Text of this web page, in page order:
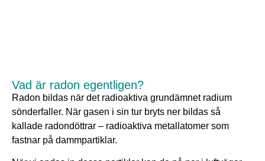
Vad är radon egentligen?
Radon bildas när det radioaktiva grundämnet radium
sönderfaller. När gasen i sin tur bryts ner bildas så
kallade radondöttrar – radioaktiva metallatomer som
fastnar på dammpartiklar.